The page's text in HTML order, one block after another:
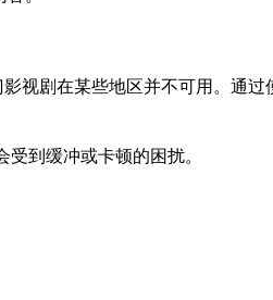
视剧在某些地区并不可用。通
到缓冲或卡顿的困扰。